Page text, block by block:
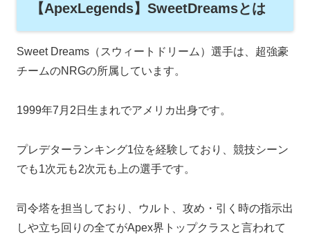
【ApexLegends】SweetDreamsとは
Sweet Dreams（スウィートドリーム）選手は、超強豪
チームのNRGの所属しています。
1999年7月2日生まれでアメリカ出身です。
プレデターランキング1位を経験しており、競技シーン
でも1次元も2次元も上の選手です。
司令塔を担当しており、ウルト、攻め・引く時の指示出
しや立ち回りの全てがApex界トップクラスと言われて